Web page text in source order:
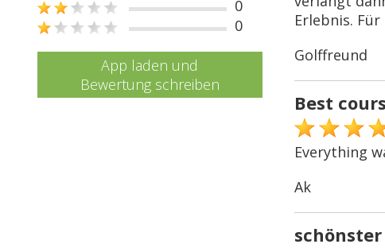
0
0
App laden und
Bewertung schreiben
Erlebnis.
Golffreund
Best
Everything
Ak